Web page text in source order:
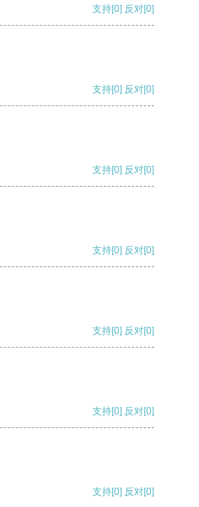
支持[0] 反对[0]
支持[0] 反对[0]
支持[0] 反对[0]
支持[0] 反对[0]
支持[0] 反对[0]
支持[0] 反对[0]
支持[0] 反对[0]